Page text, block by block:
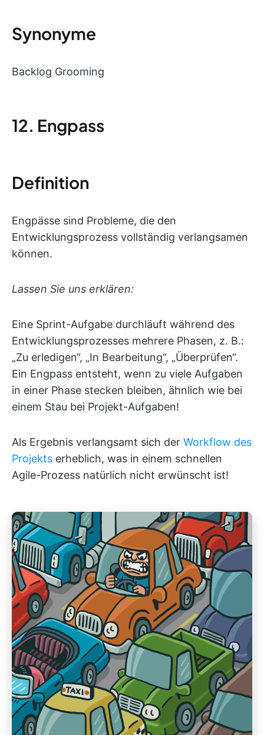
Synonyme
Backlog Grooming
12. Engpass
Definition
Engpässe sind Probleme, die den
Entwicklungsprozess vollständig verlangsamen
können.
Lassen Sie uns erklären:
Eine Sprint-Aufgabe durchläuft während des
Entwicklungsprozesses mehrere Phasen, z. B.:
„Zu erledigen“, „In Bearbeitung“, „Überprüfen“.
Ein Engpass entsteht, wenn zu viele Aufgaben
in einer Phase stecken bleiben, ähnlich wie bei
einem Stau bei Projekt-Aufgaben!
Als Ergebnis verlangsamt sich der Workflow des
Projekts erheblich, was in einem schnellen
Agile-Prozess natürlich nicht erwünscht ist!